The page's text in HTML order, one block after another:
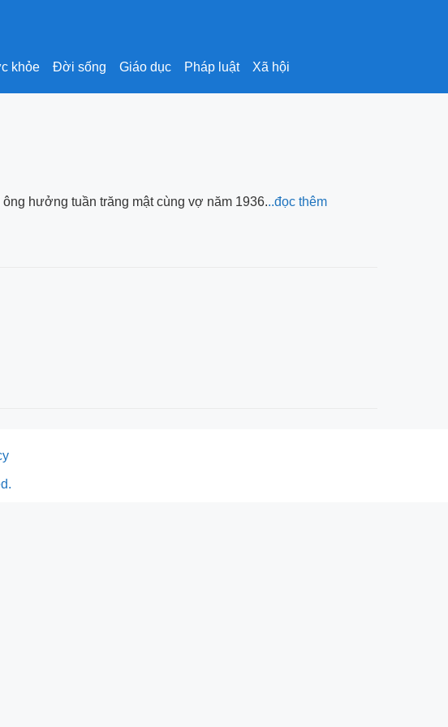
khỏe Đời sống Giáo dục Pháp luật Xã hội
hưởng tuần trăng mật cùng vợ năm 1936...đọc thêm